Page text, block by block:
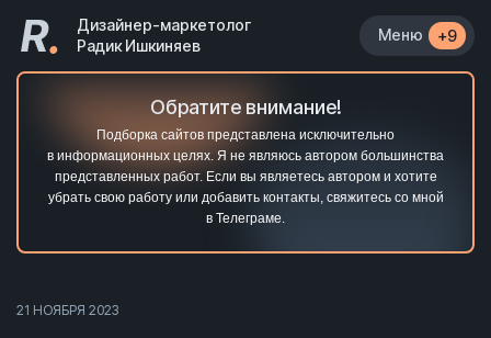
R.
Дизайнер-маркетолог
Радик Ишкиняев
Меню +9
Обратите внимание!
Подборка сайтов представлена исключительно
в информационных целях. Я не являюсь автором большинства
представленных работ. Если вы являетесь автором и хотите
убрать свою работу или добавить контакты, свяжитесь со мной
в Телеграме.
21 НОЯБРЯ 2023